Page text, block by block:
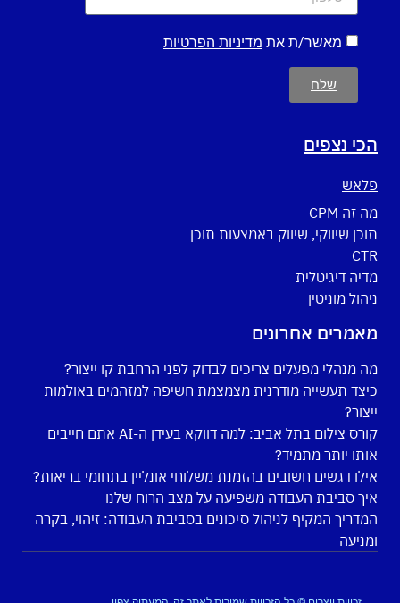
מאשר/ת את מדיניות הפרטיות
שלח
הכי נצפים
פלאש
מה זה CPM
תוכן שיווקי, שיווק באמצעות תוכן
CTR
מדיה דיגיטלית
ניהול מוניטין
מאמרים אחרונים
מה מנהלי מפעלים צריכים לבדוק לפני הרחבת קו ייצור?
כיצד תעשייה מודרנית מצמצמת חשיפה למזהמים באולמות
ייצור?
קורס צילום בתל אביב: למה דווקא בעידן ה-AI אתם חייבים
אותו יותר מתמיד?
אילו דגשים חשובים בהזמנת משלוחי אונליין בתחומי בריאות?
איך סביבת העבודה משפיעה על מצב הרוח שלנו
המדריך המקיף לניהול סיכונים בסביבת העבודה: זיהוי, בקרה
ומניעה